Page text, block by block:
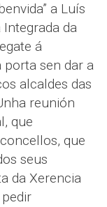
a Luís
Integrada da
á
sen dar a
alcaldes das
reunión
que
que
seus
da Xerencia